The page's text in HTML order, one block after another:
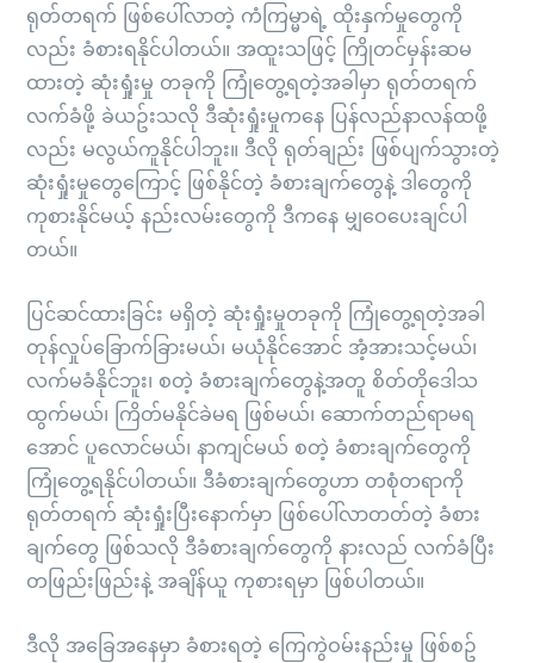
ရုတ်တရက် ဖြစ်ပေါ်လာတဲ့ ကံကြမ္မာရဲ့ ထိုးနှက်မှုတွေကို
လည်း ခံစားရနိုင်ပါတယ်။ အထူးသဖြင့် ကြိုတင်မှန်းဆမ
ထားတဲ့ ဆုံးရှုံးမှု တခုကို ကြုံတွေ့ရတဲ့အခါမှာ ရုတ်တရက်
လက်ခံဖို့ ခဲယဥ်းသလို ဒီဆုံးရှုံးမှုကနေ ပြန်လည်နာလန်ထဖို့
လည်း မလွယ်ကူနိုင်ပါဘူး။ ဒီလို ရုတ်ချည်း ဖြစ်ပျက်သွားတဲ့
ဆုံးရှုံးမှုတွေကြောင့် ဖြစ်နိုင်တဲ့ ခံစားချက်တွေနဲ့ ဒါတွေကို
ကုစားနိုင်မယ့် နည်းလမ်းတွေကို ဒီကနေ မျှဝေပေးချင်ပါ
တယ်။
ပြင်ဆင်ထားခြင်း မရှိတဲ့ ဆုံးရှုံးမှုတခုကို ကြုံတွေ့ရတဲ့အခါ
တုန်လှုပ်ခြောက်ခြားမယ်၊ မယုံနိုင်အောင် အံ့အားသင့်မယ်၊
လက်မခံနိုင်ဘူး၊ စတဲ့ ခံစားချက်တွေနဲ့အတူ စိတ်တိုဒေါသ
ထွက်မယ်၊ ကြိတ်မနိုင်ခဲမရ ဖြစ်မယ်၊ ဆောက်တည်ရာမရ
အောင် ပူလောင်မယ်၊ နာကျင်မယ် စတဲ့ ခံစားချက်တွေကို
ကြုံတွေ့ရနိုင်ပါတယ်။ ဒီခံစားချက်တွေဟာ တစုံတရာကို
ရုတ်တရက် ဆုံးရှုံးပြီးနောက်မှာ ဖြစ်ပေါ်လာတတ်တဲ့ ခံစား
ချက်တွေ ဖြစ်သလို ဒီခံစားချက်တွေကို နားလည် လက်ခံပြီး
တဖြည်းဖြည်းနဲ့ အချိန်ယူ ကုစားရမှာ ဖြစ်ပါတယ်။
ဒီလို အခြေအနေမှာ ခံစားရတဲ့ ကြေကွဲဝမ်းနည်းမှု ဖြစ်စဥ်